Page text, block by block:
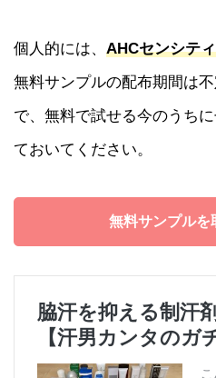
個人的には、 AHCセンシテ
無料サンプルの配布期間は
で、無料で試せる今のうち
ておいてください。
無料サンプルを